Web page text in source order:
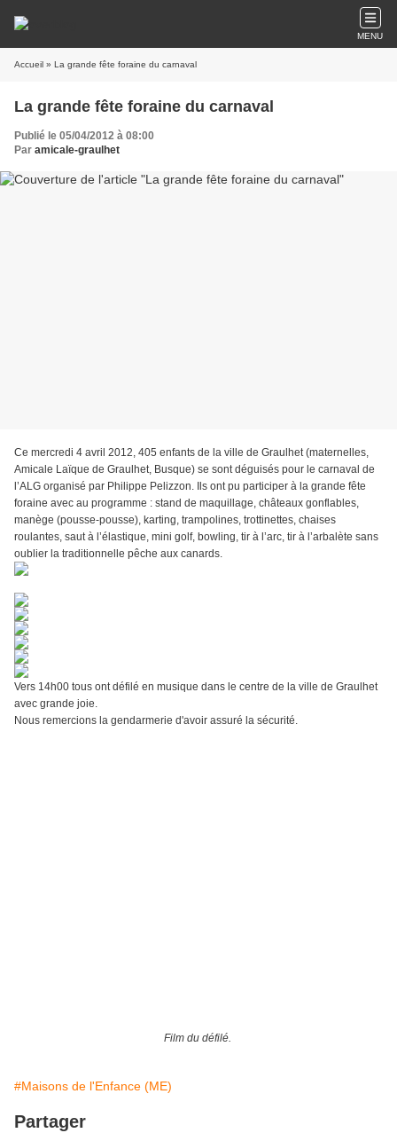
MENU
Accueil » La grande fête foraine du carnaval
La grande fête foraine du carnaval
Publié le 05/04/2012 à 08:00
Par amicale-graulhet
Ce mercredi 4 avril 2012, 405 enfants de la ville de Graulhet (maternelles,
Amicale Laïque de Graulhet, Busque) se sont déguisés pour le carnaval de
l’ALG organisé par Philippe Pelizzon. Ils ont pu participer à la grande fête
foraine avec au programme : stand de maquillage, châteaux gonflables,
manège (pousse-pousse), karting, trampolines, trottinettes, chaises
roulantes, saut à l’élastique, mini golf, bowling, tir à l’arc, tir à l’arbalète sans
oublier la traditionnelle pêche aux canards.
Vers 14h00 tous ont défilé en musique dans le centre de la ville de Graulhet
avec grande joie.
Nous remercions la gendarmerie d'avoir assuré la sécurité.
Film du défilé.
#Maisons de l'Enfance (ME)
Partager